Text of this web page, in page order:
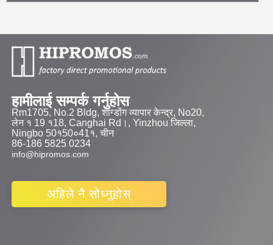
हामीलाई सम्पर्क गर्नुहोस
Rm1705, No.2 Bldg, शांग्डोंग व्यापार केन्द्र, No20,
लेन १ 19 १18, Canghai Rd।, Yinzhou जिल्ला,
Ningbo 50१50०41१, चीन
86-186 5825 0234
info@hipromos.com
अहिले नै सोध्नुहोस्